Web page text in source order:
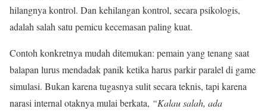
hilangnya kontrol. Dan kehilangan kontrol, secara psikologis,
adalah salah satu pemicu kecemasan paling kuat.
Contoh konkretnya mudah ditemukan: pemain yang tenang saat
balapan lurus mendadak panik ketika harus parkir paralel di game
simulasi. Bukan karena tugasnya sulit secara teknis, tapi karena
narasi internal otaknya mulai berkata, “Kalau salah, ada